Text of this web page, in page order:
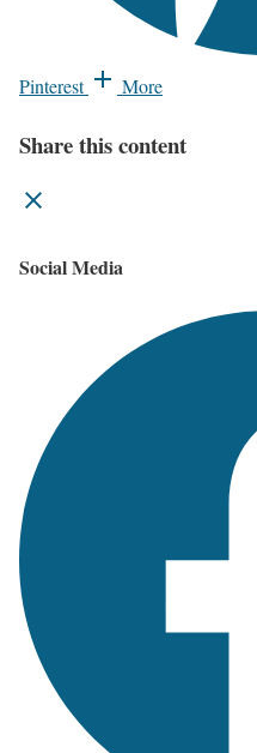
Pinterest More
Share this content
Social Media